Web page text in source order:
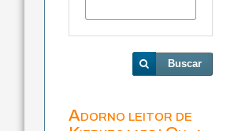
Buscar
Adorno leitor de